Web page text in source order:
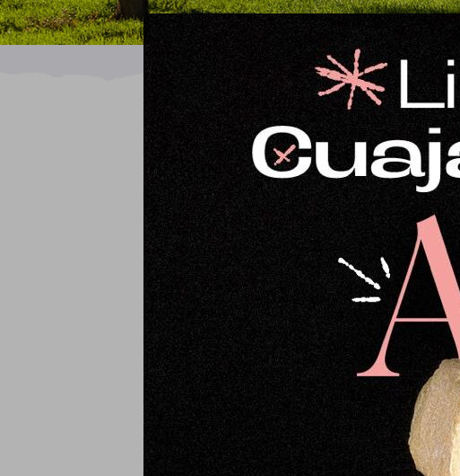
Ordena porOrden predeterminado
Mantequilla